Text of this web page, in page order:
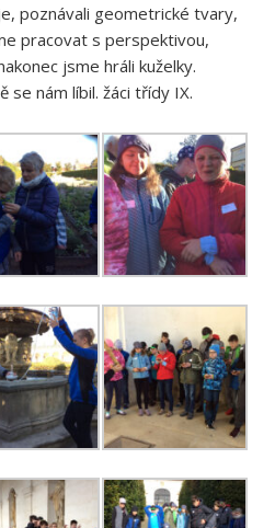
poznávali geometrické tvary,
pracovat s perspektivou,
jsme hráli kuželky.
se nám líbil. žáci třídy IX.